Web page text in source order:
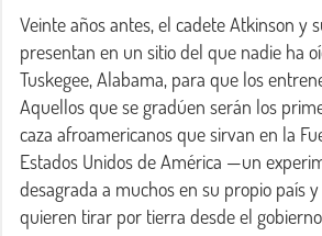
Veinte años antes, el cadete Atkinson y
presentan en un sitio del que nadie ha
Tuskegee, Alabama, para que los
Aquellos que se gradúen serán los
caza afroamericanos que sirvan en la
Estados Unidos de América —un
desagrada a muchos en su propio país
quieren tirar por tierra desde el